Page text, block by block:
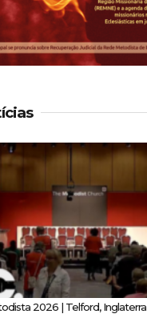
2026 | Telford, Inglaterra